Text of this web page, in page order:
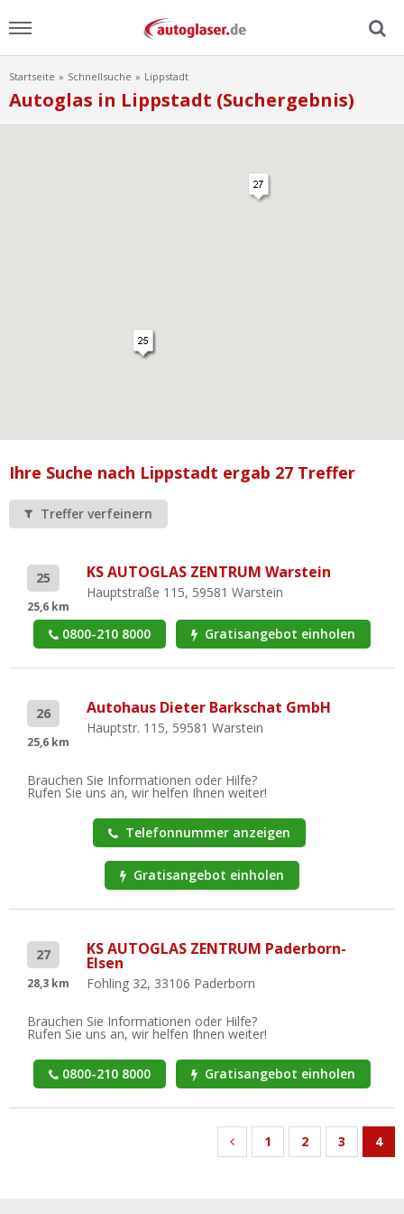
Menu
Home
Werkstatt Login
Startseite Schnellsuche Lippstadt
Autoglas in Lippstadt (Suchergebnis)
Ihre Suche nach Lippstadt ergab 27 Treffer
Treffer verfeinern
25
25,6 km
KS AUTOGLAS ZENTRUM Warstein
Hauptstraße 115, 59581 Warstein
0800-210 8000 Gratisangebot einholen
26
25,6 km
Autohaus Dieter Barkschat GmbH
Hauptstr. 115, 59581 Warstein
Brauchen Sie Informationen oder Hilfe?
Rufen Sie uns an, wir helfen Ihnen weiter!
Telefonnummer anzeigen
Gratisangebot einholen
27
28,3 km
KS AUTOGLAS ZENTRUM Paderborn-
Elsen
Fohling 32, 33106 Paderborn
Brauchen Sie Informationen oder Hilfe?
Rufen Sie uns an, wir helfen Ihnen weiter!
0800-210 8000 Gratisangebot einholen
1 2 3 4